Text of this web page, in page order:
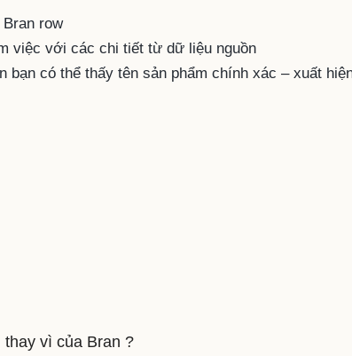
row
việc với các chi tiết từ dữ liệu nguồn
bạn có thể thấy tên sản phẩm chính xác – xuất
thay vì của Bran ?